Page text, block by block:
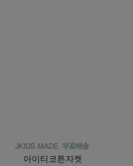
아이티코튼자켓